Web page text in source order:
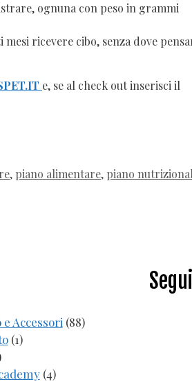
ognuna con peso in grammi
ricevere cibo, senza dove
e, se al check out inserisci il
, piano alimentare, piano
Accessori (88)
(1)
(4)